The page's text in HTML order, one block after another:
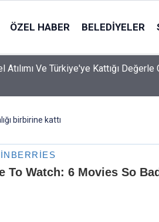
ÖZEL HABER BELEDIYELER
Ve Türkiye'ye Kattığı Değerle
birbirine kattı